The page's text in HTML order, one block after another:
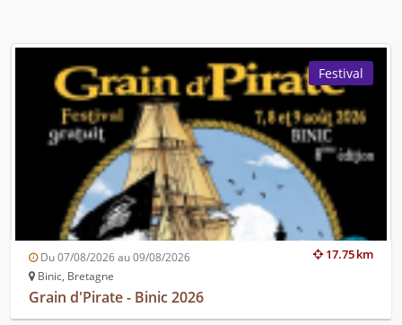
Festival
17.75 km
Du 07/08/2026 au 09/08/2026
Binic, Bretagne
Grain d'Pirate - Binic 2026